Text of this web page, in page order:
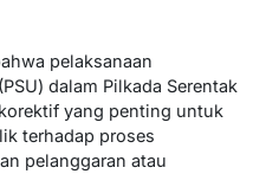
pelaksanaan
dalam Pilkada Serentak
yang penting untuk
terhadap proses
pelanggaran atau